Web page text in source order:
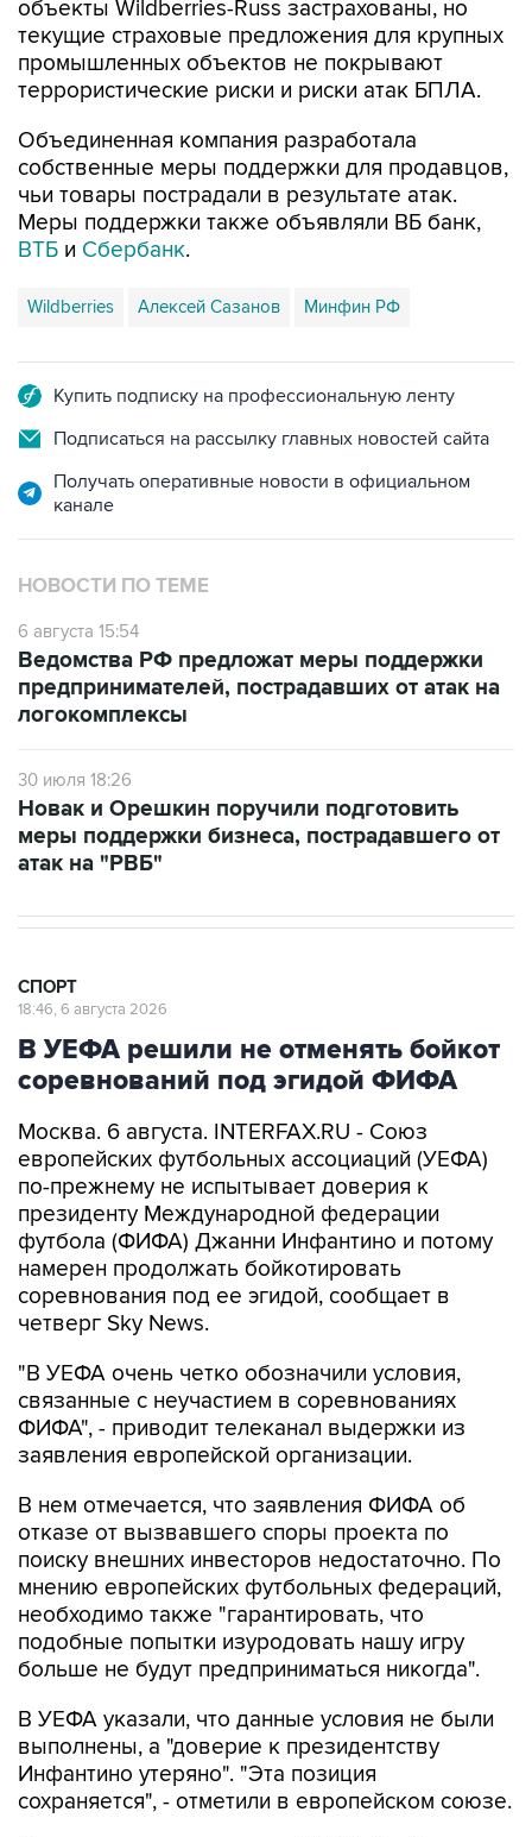
объекты Wildberries-Russ застрахованы, но
текущие страховые предложения для крупных
промышленных объектов не покрывают
террористические риски и риски атак БПЛА.
Объединенная компания разработала
собственные меры поддержки для продавцов,
чьи товары пострадали в результате атак.
Меры поддержки также объявляли ВБ банк,
ВТБ и Сбербанк.
Wildberries Алексей Сазанов Минфин РФ
Купить подписку на профессиональную ленту
Подписаться на рассылку главных новостей сайта
Получать оперативные новости в официальном
канале
НОВОСТИ ПО ТЕМЕ
6 августа 15:54
Ведомства РФ предложат меры поддержки
предпринимателей, пострадавших от атак на
логокомплексы
30 июля 18:26
Новак и Орешкин поручили подготовить
меры поддержки бизнеса, пострадавшего от
атак на "РВБ"
СПОРТ
18:46, 6 августа 2026
В УЕФА решили не отменять бойкот
соревнований под эгидой ФИФА
Москва. 6 августа. INTERFAX.RU - Союз
европейских футбольных ассоциаций (УЕФА)
по-прежнему не испытывает доверия к
президенту Международной федерации
футбола (ФИФА) Джанни Инфантино и потому
намерен продолжать бойкотировать
соревнования под ее эгидой, сообщает в
четверг Sky News.
"В УЕФА очень четко обозначили условия,
связанные с неучастием в соревнованиях
ФИФА", - приводит телеканал выдержки из
заявления европейской организации.
В нем отмечается, что заявления ФИФА об
отказе от вызвавшего споры проекта по
поиску внешних инвесторов недостаточно. По
мнению европейских футбольных федераций,
необходимо также "гарантировать, что
подобные попытки изуродовать нашу игру
больше не будут предприниматься никогда".
В УЕФА указали, что данные условия не были
выполнены, а "доверие к президентству
Инфантино утеряно". "Эта позиция
сохраняется", - отметили в европейском союзе.